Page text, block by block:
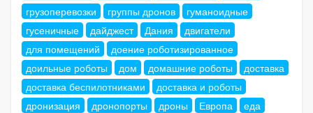
грузоперевозки
группы дронов
гуманоидные
гусеничные
дайджест Дания
двигатели
для помещений
доение роботизированное
доильные роботы
дом домашние роботы
доставка
доставка беспилотниками
доставка и роботы
дронизация
дронопорты дроны Европа
еда